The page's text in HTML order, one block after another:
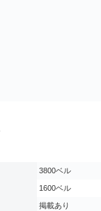
3800ベル
1600ベル
掲載あり